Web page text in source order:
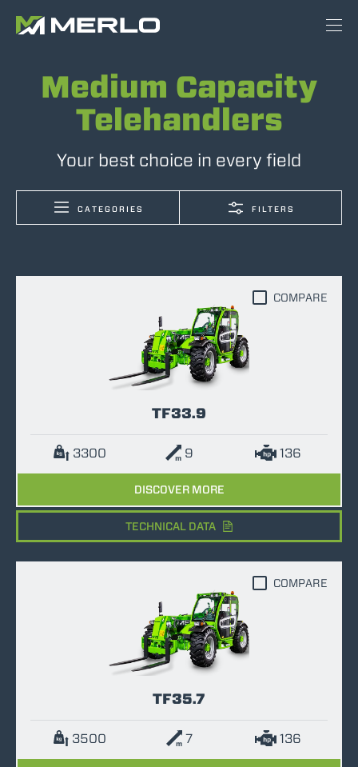
Medium Capacity
Telehandlers
Your best choice in every field
CATEGORIES FILTERS
TF33.9
3300 9 136
DISCOVER MORE
COMPARE
TECHNICAL DATA
TF35.7
3500 7 136
COMPARE